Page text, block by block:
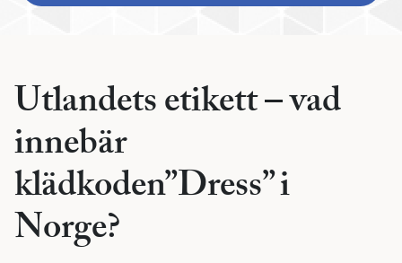
Utlandets etikett – vad
innebär
klädkoden”Dress” i
Norge?